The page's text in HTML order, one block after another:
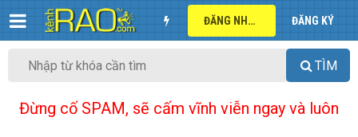
ĐĂNG NHẬP ĐĂNG KÝ
TÌM
Đừng cố SPAM, sẽ cấm vĩnh viễn ngay và luôn